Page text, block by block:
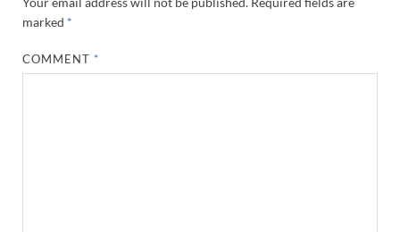
marked *
COMMENT *